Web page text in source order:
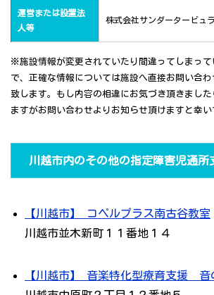
運営または設置法
人等
株式会社サンダータービュ
※施設情報が変更されていたり間違ってしまって
で、正確な情報については施設へ直接お問い合
致します。もし内容の相違にお気づき頂きまし
ますがお問い合わせよりお知らせ頂けますと幸い
川越市内のその他の指定障害児通所
【川越市】 コペルプラス南古谷教室
川越市並木新町１１番地１４
【川越市】 音楽特化型療育支援 音